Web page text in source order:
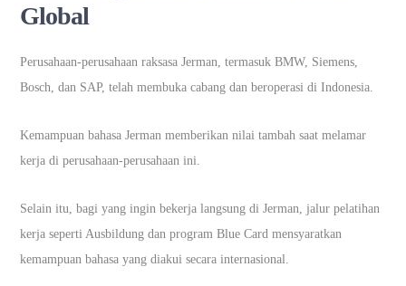
Global
Perusahaan-perusahaan raksasa Jerman, termasuk BMW, Siemens,
Bosch, dan SAP, telah membuka cabang dan beroperasi di Indonesia.
Kemampuan bahasa Jerman memberikan nilai tambah saat melamar
kerja di perusahaan-perusahaan ini.
Selain itu, bagi yang ingin bekerja langsung di Jerman, jalur pelatihan
kerja seperti Ausbildung dan program Blue Card mensyaratkan
kemampuan bahasa yang diakui secara internasional.